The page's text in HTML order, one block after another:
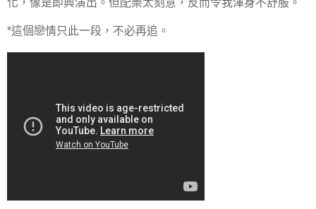
化，像是即興演出。但配樂太刻意，反而令我渾身不舒服。
*這個戀情只此一段，不必再追。